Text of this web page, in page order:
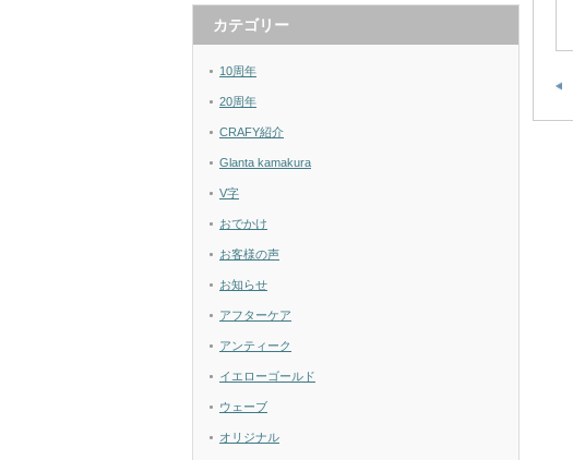
カテゴリー
10周年
20周年
CRAFY紹介
Glanta kamakura
V字
おでかけ
お客様の声
お知らせ
アフターケア
アンティーク
イエローゴールド
ウェーブ
オリジナル